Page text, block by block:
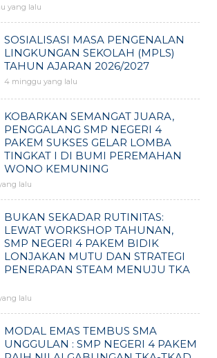
yang lalu
SOSIALISASI MASA PENGENALAN
LINGKUNGAN SEKOLAH (MPLS)
TAHUN AJARAN 2026/2027
4 minggu yang lalu
KOBARKAN SEMANGAT JUARA,
PENGGALANG SMP NEGERI 4
PAKEM SUKSES GELAR LOMBA
TINGKAT I DI BUMI PEREMAHAN
WONO KEMUNING
lalu
BUKAN SEKADAR RUTINITAS:
LEWAT WORKSHOP TAHUNAN,
SMP NEGERI 4 PAKEM BIDIK
LONJAKAN MUTU DAN STRATEGI
PENERAPAN STEAM MENUJU TKA
lalu
MODAL EMAS TEMBUS SMA
UNGGULAN : SMP NEGERI 4 PAKEM